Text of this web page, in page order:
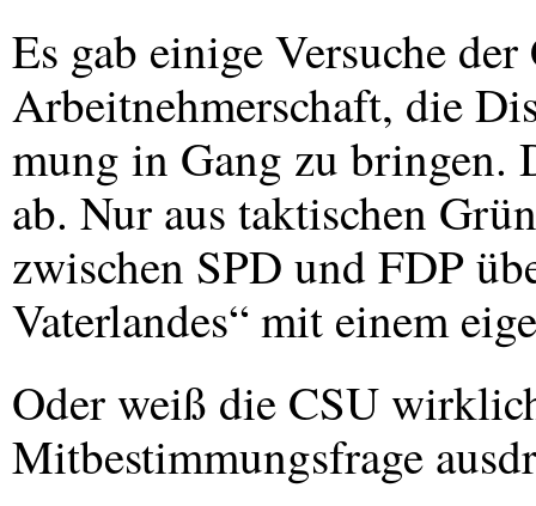
Es gab einige Versuche
Arbeitnehmerschaft, die
mung in Gang zu bringen.
ab. Nur aus taktischen
zwischen SPD undFDP
Vaterlandes“ mit einem
Oder weiß die CSU
Mitbestimmungsfrage